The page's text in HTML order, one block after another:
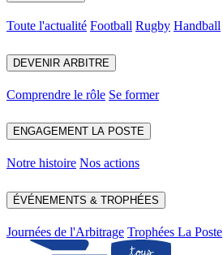
Toute l'actualité Football Rugby Handball
DEVENIR ARBITRE
Comprendre le rôle Se former
ENGAGEMENT LA POSTE
Notre histoire Nos actions
ÉVÉNEMENTS & TROPHÉES
Journées de l'Arbitrage Trophées La Poste